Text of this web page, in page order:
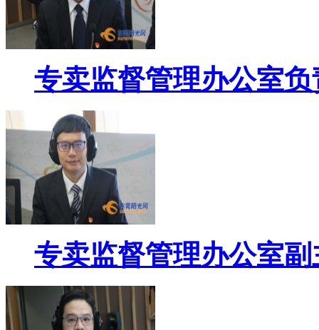
专卖监督管理办公室
专卖监督管理办公室